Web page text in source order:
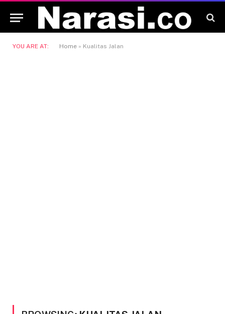
YOU ARE AT: Home » Kualitas Jalan